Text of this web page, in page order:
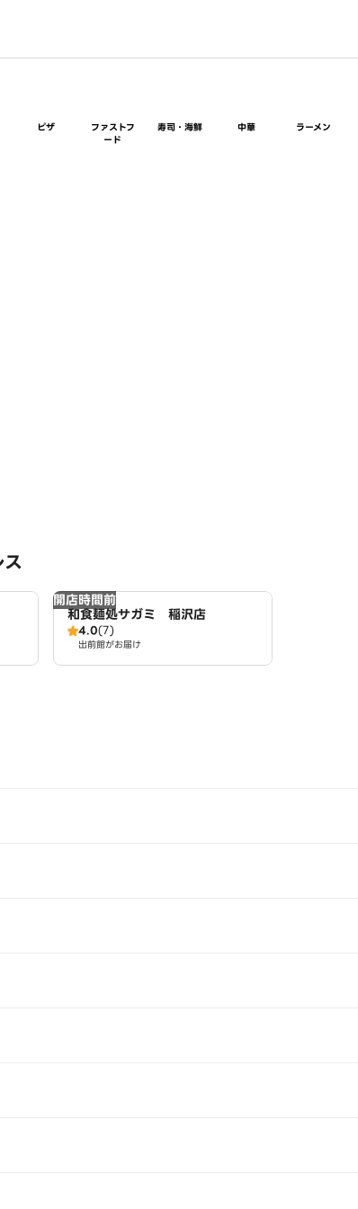
ピザ
ファストフ
ード
寿司・海鮮 中華 ラーメン
開店時間前
和食麺処サガミ 稲沢店
4.0(7)
出前館がお届け